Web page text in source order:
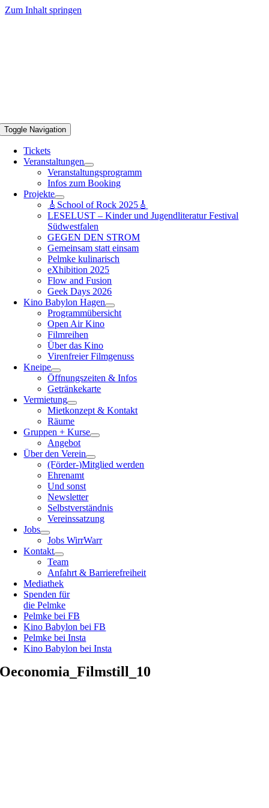
Zum Inhalt springen
Toggle Navigation
Tickets
Veranstaltungen
Veranstaltungsprogramm
Infos zum Booking
Projekte
🎸School of Rock 2025🎸
LESELUST – Kinder und Jugendliteratur Festival
Südwestfalen
GEGEN DEN STROM
Gemeinsam statt einsam
Pelmke kulinarisch
eXhibition 2025
Flow and Fusion
Geek Days 2026
Kino Babylon Hagen
Programmübersicht
Open Air Kino
Filmreihen
Über das Kino
Virenfreier Filmgenuss
Kneipe
Öffnungszeiten & Infos
Getränkekarte
Vermietung
Mietkonzept & Kontakt
Räume
Gruppen + Kurse
Angebot
Über den Verein
(Förder-)Mitglied werden
Ehrenamt
Und sonst
Newsletter
Selbstverständnis
Vereinssatzung
Jobs
Jobs WirrWarr
Kontakt
Team
Anfahrt & Barrierefreiheit
Mediathek
Spenden für
die Pelmke
Pelmke bei FB
Kino Babylon bei FB
Pelmke bei Insta
Kino Babylon bei Insta
Oeconomia_Filmstill_10